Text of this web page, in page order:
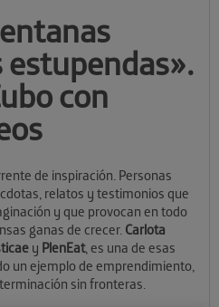
estupendas».
con
de inspiración. Personas
relatos y testimonios que
y que provocan en todo
ganas de crecer. Carlota
y PlenEat, es una de esas
un ejemplo de emprendimiento,
sin fronteras.